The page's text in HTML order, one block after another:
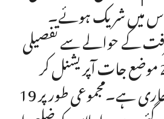
میں شریک ہوئے۔
کے حوالے سے تفصیلی
بریفنگ دی گئی۔ اجلاس کو بتایا گیا کہ صوبہ بھر میں مجموعی طور پر اب تک 2876 موضع جات آپریشنل کر
دئیے گئے ہیں جبکہ باقی ماندہ موضع جات کی آپریشنلائزیشن پر کام تیز رفتاری سے جاری ہے۔مجموعی طور پر 19